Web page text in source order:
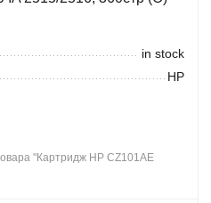
in stock
HP
"Картридж HP CZ101AE